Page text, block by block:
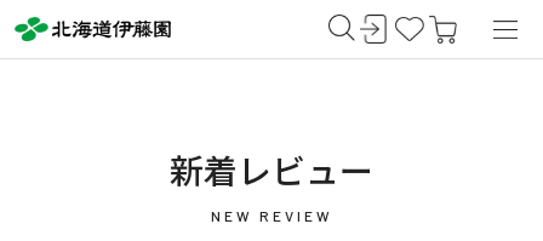
新着レビュー
NEW REVIEW